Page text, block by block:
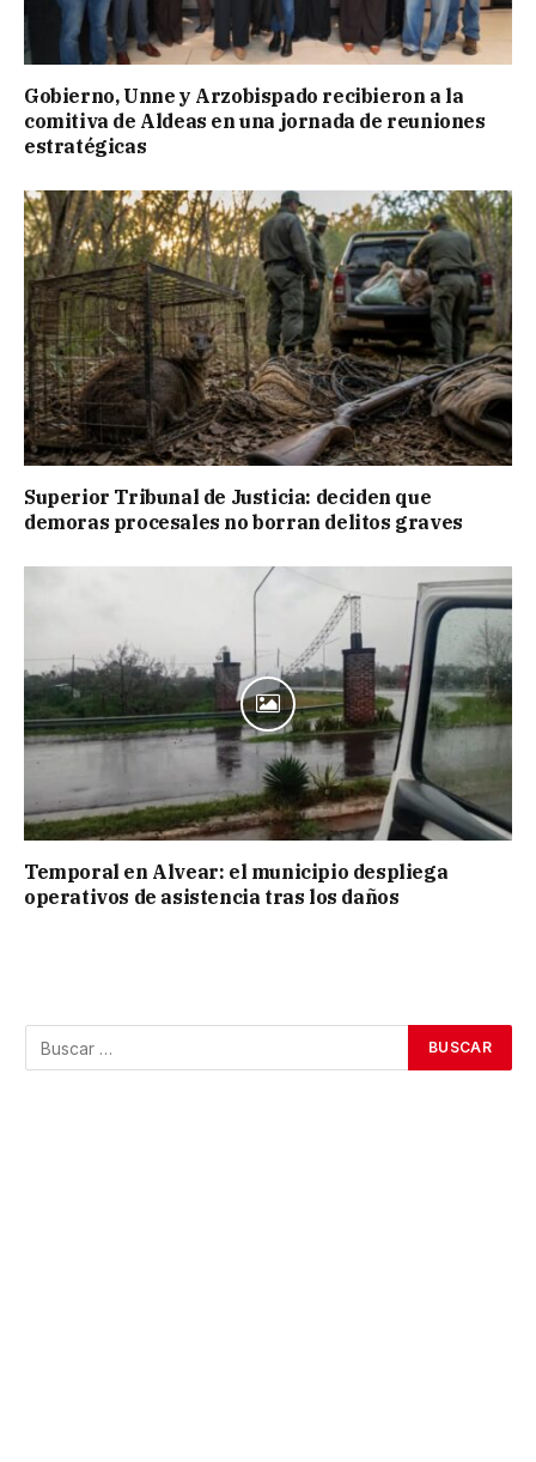
Gobierno, Unne y Arzobispado recibieron a la
comitiva de Aldeas en una jornada de reuniones
estratégicas
Superior Tribunal de Justicia: deciden que
demoras procesales no borran delitos graves
Temporal en Alvear: el municipio despliega
operativos de asistencia tras los daños